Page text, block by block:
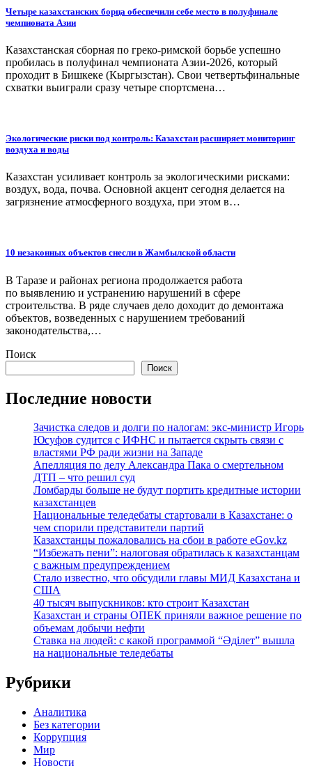
Четыре казахстанских борца обеспечили себе место в полуфинале
чемпионата Азии
Казахстанская сборная по греко-римской борьбе успешно
пробилась в полуфинал чемпионата Азии-2026, который
проходит в Бишкеке (Кыргызстан). Свои четвертьфинальные
схватки выиграли сразу четыре спортсмена…
Экологические риски под контроль: Казахстан расширяет мониторинг
воздуха и воды
Казахстан усиливает контроль за экологическими рисками:
воздух, вода, почва. Основной акцент сегодня делается на
загрязнение атмосферного воздуха, при этом в…
10 незаконных объектов снесли в Жамбылской области
В Таразе и районах региона продолжается работа
по выявлению и устранению нарушений в сфере
строительства. В ряде случаев дело доходит до демонтажа
объектов, возведенных с нарушением требований
законодательства,…
Поиск
Поиск
Последние новости
Зачистка следов и долги по налогам: экс-министр Игорь
Юсуфов судится с ИФНС и пытается скрыть связи с
властями РФ ради жизни на Западе
Апелляция по делу Александра Пака о смертельном
ДТП – что решил суд
Ломбарды больше не будут портить кредитные истории
казахстанцев
Национальные теледебаты стартовали в Казахстане: о
чем спорили представители партий
Казахстанцы пожаловались на сбои в работе eGov.kz
“Избежать пени”: налоговая обратилась к казахстанцам
с важным предупреждением
Стало известно, что обсудили главы МИД Казахстана и
США
40 тысяч выпускников: кто строит Казахстан
Казахстан и страны ОПЕК приняли важное решение по
объемам добычи нефти
Ставка на людей: с какой программой “Әділет” вышла
на национальные теледебаты
Рубрики
Аналитика
Без категории
Коррупция
Мир
Новости